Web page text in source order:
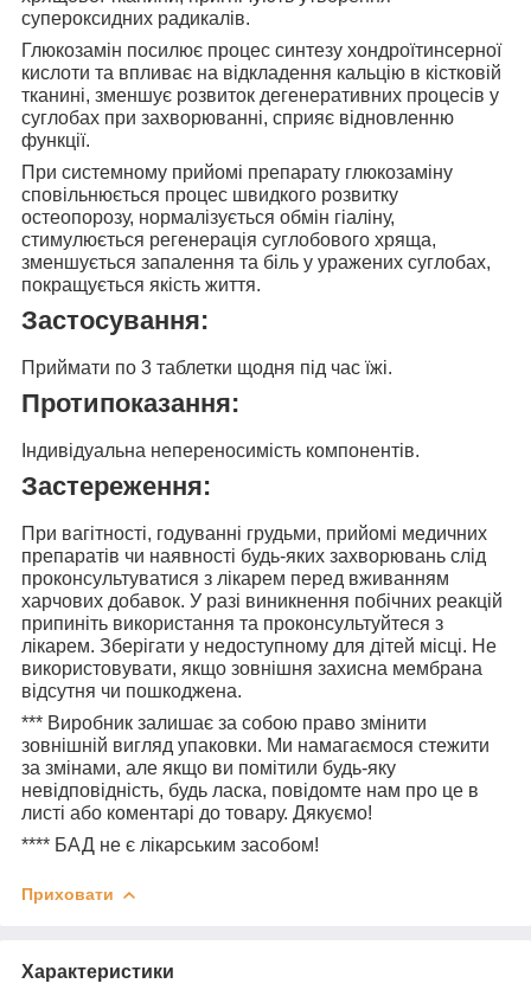
супероксидних радикалів.
Глюкозамін посилює процес синтезу хондроїтинсерної
кислоти та впливає на відкладення кальцію в кістковій
тканині, зменшує розвиток дегенеративних процесів у
суглобах при захворюванні, сприяє відновленню
функції.
При системному прийомі препарату глюкозаміну
сповільнюється процес швидкого розвитку
остеопорозу, нормалізується обмін гіаліну,
стимулюється регенерація суглобового хряща,
зменшується запалення та біль у уражених суглобах,
покращується якість життя.
Застосування:
Приймати по 3 таблетки щодня під час їжі.
Протипоказання:
Індивідуальна непереносимість компонентів.
Застереження:
При вагітності, годуванні грудьми, прийомі медичних
препаратів чи наявності будь-яких захворювань слід
проконсультуватися з лікарем перед вживанням
харчових добавок. У разі виникнення побічних реакцій
припиніть використання та проконсультуйтеся з
лікарем. Зберігати у недоступному для дітей місці. Не
використовувати, якщо зовнішня захисна мембрана
відсутня чи пошкоджена.
*** Виробник залишає за собою право змінити
зовнішній вигляд упаковки. Ми намагаємося стежити
за змінами, але якщо ви помітили будь-яку
невідповідність, будь ласка, повідомте нам про це в
листі або коментарі до товару. Дякуємо!
**** БАД не є лікарським засобом!
Приховати
Характеристики